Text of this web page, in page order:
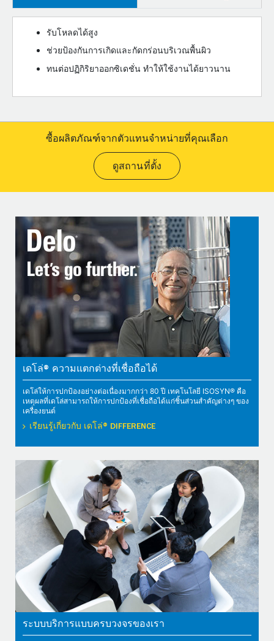
รับโหลดได้สูง
ช่วยป้องกันการเกิดและกัดกร่อนบริเวณพื้นผิว
ทนต่อปฏิกิริยาออกซิเดชั่น ทำให้ใช้งานได้ยาวนาน
ซื้อผลิตภัณฑ์จากตัวแทนจำหน่ายที่คุณเลือก
ดูสถานที่ตั้ง
เดโล่® ความแตกต่างที่เชื่อถือได้
เดโล่ให้การปกป้องอย่างต่อเนื่องมากกว่า 80 ปี เทคโนโลยี ISOSYN® คือ
เหตุผลที่เดโล่สามารถให้การปกป้องที่เชื่อถือได้แก่ชิ้นส่วนสำคัญต่างๆ ของ
เครื่องยนต์
เรียนรู้เกี่ยวกับ เดโล่® DIFFERENCE
ระบบบริการแบบครบวงจรของเรา